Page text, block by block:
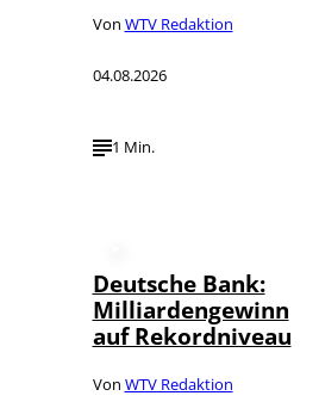
Von WTV Redaktion
04.08.2026
1 Min.
Deutsche Bank:
Milliardengewinn
auf Rekordniveau
Von WTV Redaktion